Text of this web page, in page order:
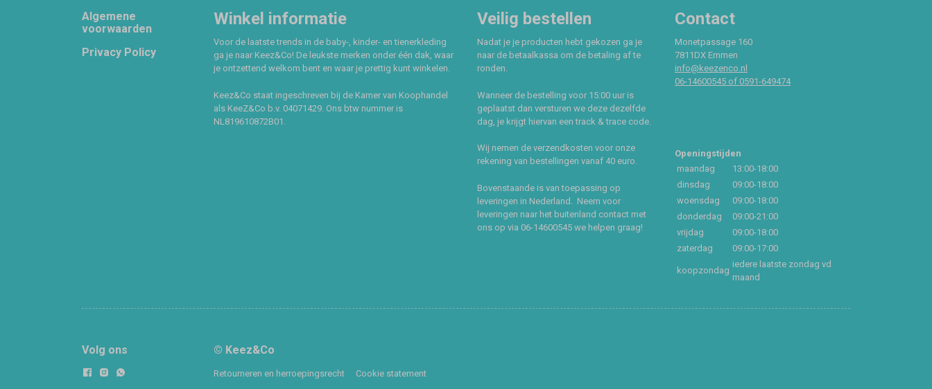
Footer
Algemene
voorwaarden
Privacy Policy
Winkel informatie
Voor de laatste trends in de baby-, kinder- en tienerkleding
ga je naar Keez&Co! De leukste merken onder één dak, waar
je ontzettend welkom bent en waar je prettig kunt winkelen.
Keez&Co staat ingeschreven bij de Kamer van Koophandel
als KeeZ&Co b.v. 04071429. Ons btw nummer is
NL819610872B01.
Veilig bestellen
Nadat je je producten hebt gekozen ga je
naar de betaalkassa om de betaling af te
ronden.
Wanneer de bestelling voor 15:00 uur is
geplaatst dan versturen we deze dezelfde
dag, je krijgt hiervan een track & trace code.
Wij nemen de verzendkosten voor onze
rekening van bestellingen vanaf 40 euro.
Bovenstaande is van toepassing op
leveringen in Nederland. Neem voor
leveringen naar het buitenland contact met
ons op via 06-14600545 we helpen graag!
Contact
Monetpassage 160
7811DX Emmen
info@keezenco.nl
06-14600545 of 0591-649474
Openingstijden
maandag
13:00-18:00
dinsdag
09:00-18:00
woensdag
09:00-18:00
donderdag
09:00-21:00
vrijdag
09:00-18:00
zaterdag
09:00-17:00
koopzondag
iedere laatste zondag vd
maand
Volg ons © Keez&Co
Retourneren en herroepingsrecht Cookie statement